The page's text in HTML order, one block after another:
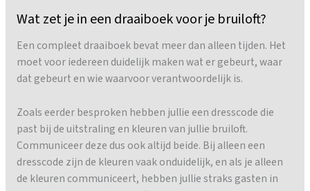
Wat zet je in een draaiboek voor je bruiloft?
Een compleet draaiboek bevat meer dan alleen tijden. Het
moet voor iedereen duidelijk maken wat er gebeurt, waar
dat gebeurt en wie waarvoor verantwoordelijk is.
Zoals eerder besproken hebben jullie een dresscode die
past bij de uitstraling en kleuren van jullie bruiloft.
Communiceer deze dus ook altijd beide. Bij alleen een
dresscode zijn de kleuren vaak onduidelijk, en als je alleen
de kleuren communiceert, hebben jullie straks gasten in